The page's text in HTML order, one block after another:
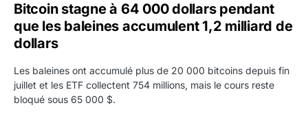
Bitcoin stagne à 64 000 dollars pendant
que les baleines accumulent 1,2 milliard de
dollars
Les baleines ont accumulé plus de 20 000 bitcoins depuis fin
juillet et les ETF collectent 754 millions, mais le cours reste
bloqué sous 65 000 $.